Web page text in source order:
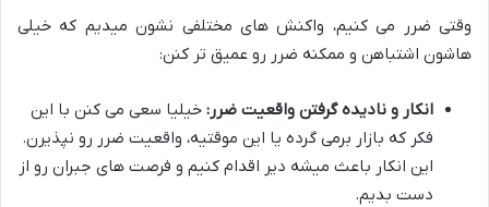
وقتی ضرر می کنیم، واکنش های مختلفی نشون میدیم که خیلی
هاشون اشتباهن و ممکنه ضرر رو عمیق تر کنن:
انکار و نادیده گرفتن واقعیت ضرر: خیلیا سعی می کنن با این
فکر که بازار برمی گرده یا این موقتیه، واقعیت ضرر رو نپذیرن.
این انکار باعث میشه دیر اقدام کنیم و فرصت های جبران رو از
دست بدیم.